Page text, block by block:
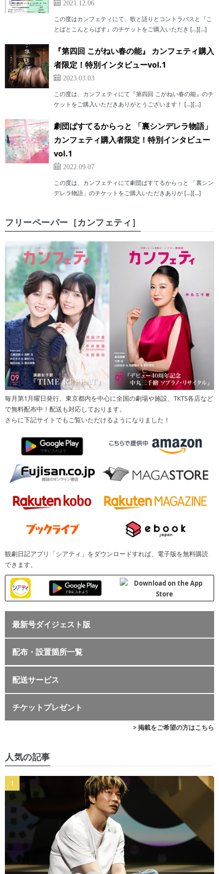
2021.12.06
この度はカンフェティにて、歌と語りとコントラバスと『こ
とばとこんとらばす』のチケットをご購入いただき […][…]
『第四回 こがねい春の能』 カンフェティ購入
者限定！特別インタビューvol.1
2023.03.03
この度は、カンフェティにて『第四回 こがねい春の能』のチ
ケットをご購入いただきありがとうございます！ […][…]
劇団ぱすてるからっと 「裏シンデレラ物語」
カンフェティ購入者限定！特別インタビュー
vol.1
2022.09.07
この度は、カンフェティにて劇団ぱすてるからっと 「裏シン
デレラ物語」のチケットをご購入いただきありが […][…]
フリーペーパー［カンフェティ］
毎月第1月曜日発行。東京都内を中心に全国の劇場や施設、TKTS各店など
で無料配布中！配送も対応しております。
さらに下記サイトでもご覧いただけるようになりました！
観劇日記アプリ「シアティ」をダウンロードすれば、電子版を無料購読
できます。
最新号ダイジェスト版
配布・設置箇所一覧
配送サービス
チケットプレゼント
> 掲載をご希望の方はこちら
人気の記事